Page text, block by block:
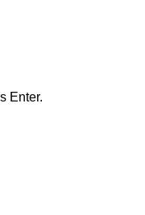
Enter.